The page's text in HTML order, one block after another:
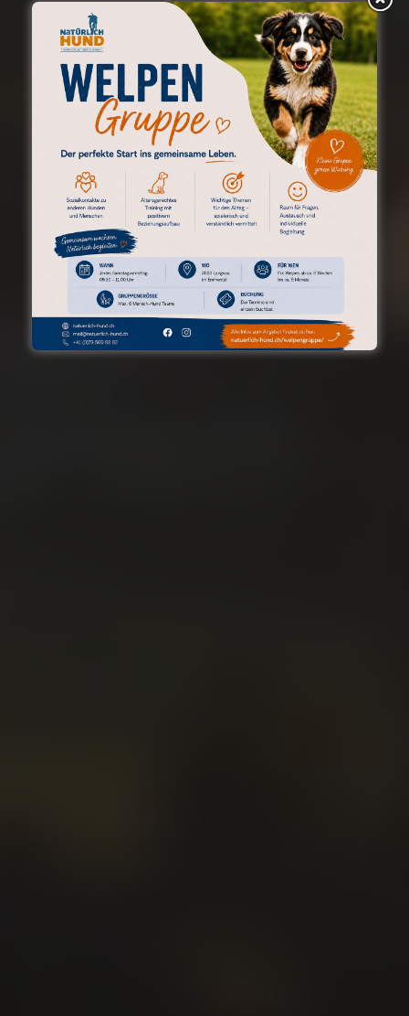
MEHR ALS EINE
HUNDESCHULE –
EIN ORT FÜR
KOMPETENTE
BERATUNG